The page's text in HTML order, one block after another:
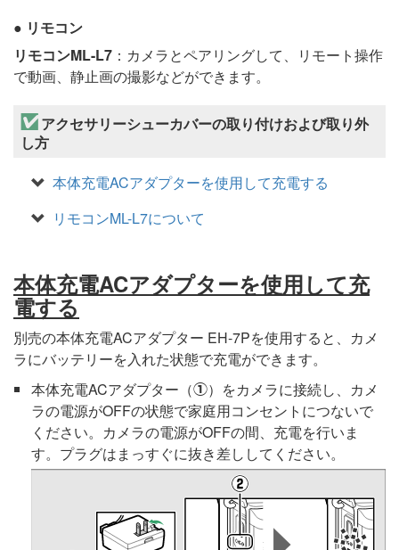
リモコン
リモコンML-L7 ：カメラとペアリングして、リモート操作
で動画、静止画の撮影などができます。
アクセサリーシューカバーの取り付けおよび取り外
し方
本体充電ACアダプターを使用して充電する
リモコンML-L7について
本体充電ACアダプターを使用して充
電する
別売の本体充電ACアダプター EH-7Pを使用すると、カメ
ラにバッテリーを入れた状態で充電ができます。
本体充電ACアダプター（q）をカメラに接続し、カメ
ラの電源がOFFの状態で家庭用コンセントにつないで
ください。カメラの電源がOFFの間、充電を行いま
す。プラグはまっすぐに抜き差ししてください。